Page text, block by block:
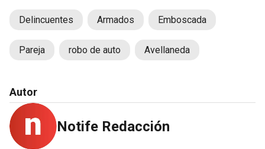
Delincuentes Armados Emboscada
Pareja robo de auto Avellaneda
Autor
Notife Redacción